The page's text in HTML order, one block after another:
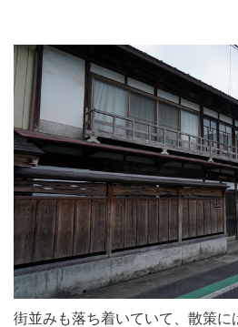
街並みも落ち着いていて、散策に